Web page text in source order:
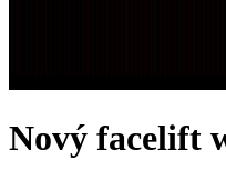
Nový facelift